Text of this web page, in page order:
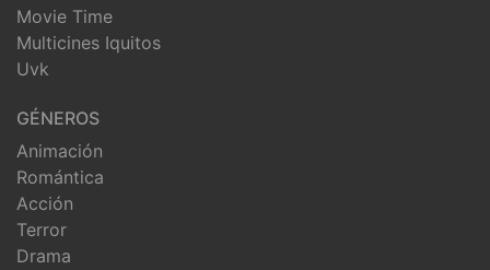
Movie Time
Multicines Iquitos
Uvk
GÉNEROS
Animación
Romántica
Acción
Terror
Drama